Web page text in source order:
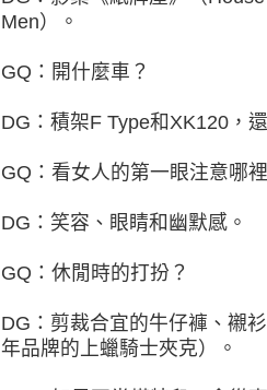
Men）。
GQ：開什麼車？
DG：積架F Type和XK120，
GQ：看女人的第一眼注意哪
DG：笑容、眼睛和幽默感。
GQ：休閒時的打扮？
DG：剪裁合宜的牛仔褲、襯
年品牌的上蠟騎士夾克）。